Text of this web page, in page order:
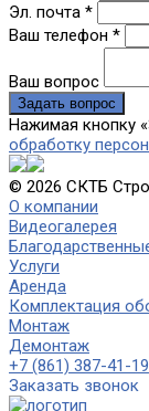
Эл. почта *
Ваш телефон *
Ваш вопрос
Нажимая кнопку
обработку
© 2026 СКТБ
О компании
Видеогалерея
Услуги
Аренда
Комплектация
Монтаж
Демонтаж
+7 (861) 387-41-19
Заказать звонок